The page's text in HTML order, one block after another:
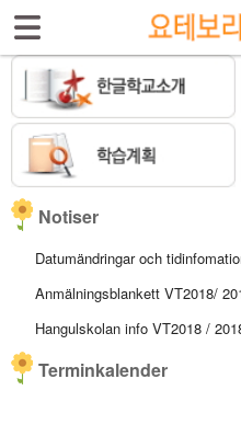
Notiser
Datumändringar och
Anmälningsblankett VT2018/
Hangulskolan info VT2018 /
요테보리한글학교 홈페이지가
Terminkalender
Sign In Sign Up
Select language
Introduktion av skolan
Skolinfo
Kursinfo
Photoalbum
Lärarinfo
Anslagstavlan